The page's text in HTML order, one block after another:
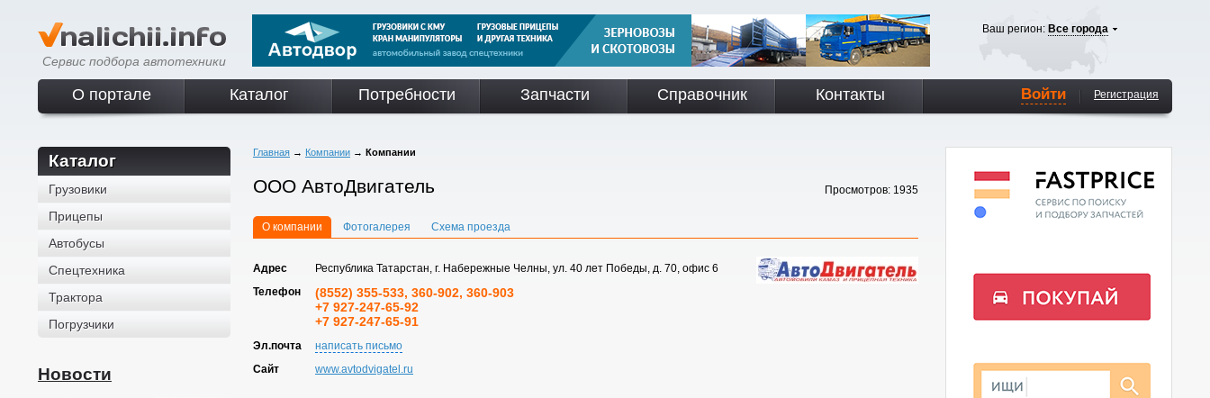
Сервис подбора автотехники
Ваш регион: Все города
О портале Каталог Потребности Запчасти Справочник Контакты Регистрация
Войти
Каталог
Грузовики
Прицепы
Автобусы
Спецтехника
Трактора
Погрузчики
Новости
Главная → Компании → Компании
ООО АвтоДвигатель Просмотров: 1935
О компании Фотогалерея Схема проезда
Адрес
Республика Татарстан, г. Набережные Челны, ул. 40 лет Победы, д. 70, офис 6
Телефон
(8552) 355-533, 360-902, 360-903
+7 927-247-65-92
+7 927-247-65-91
Эл.почта
написать письмо
Сайт
www.avtodvigatel.ru